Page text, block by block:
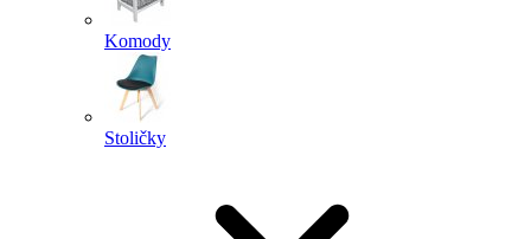
Komody
Stoličky